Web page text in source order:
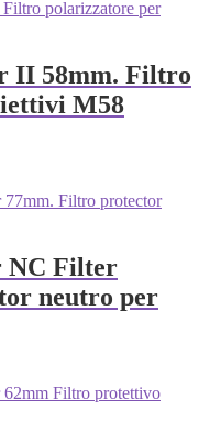
II 58mm. Filtro
M58
NC Filter
neutro per